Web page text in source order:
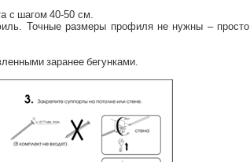
с шагом 40-50 см.
Точные размеры профиля не нужны – просто
заранее бегунками.